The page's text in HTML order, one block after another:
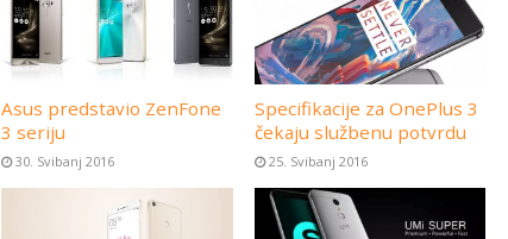
Asus predstavio ZenFone
3 seriju
30. Svibanj 2016
Specifikacije za OnePlus 3
čekaju službenu potvrdu
25. Svibanj 2016